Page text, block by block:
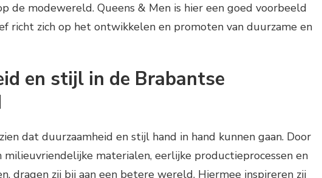
de modewereld. Queens & Men is hier een goed voorbeeld
richt zich op het ontwikkelen en promoten van duurzame en
en stijl in de Brabantse
dat duurzaamheid en stijl hand in hand kunnen gaan. Door
milieuvriendelijke materialen, eerlijke productieprocessen en
dragen zij bij aan een betere wereld. Hiermee inspireren zij